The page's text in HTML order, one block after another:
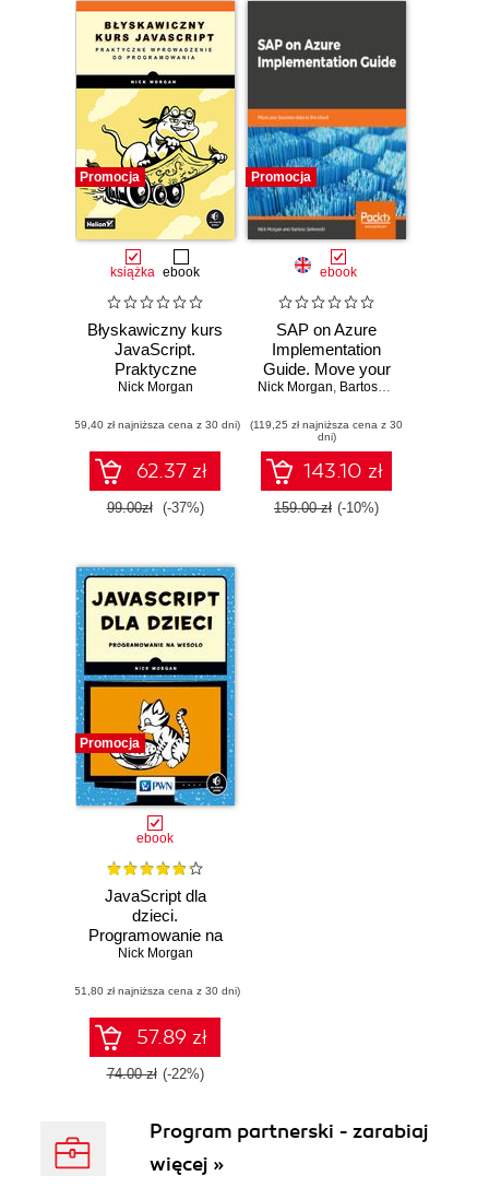
Promocja
książka ebook
Błyskawiczny kurs
JavaScript.
Praktyczne
wprowadzenie do
Nick Morgan
(59,40 zł najniższa cena z 30 dni)
62.37 zł
99.00zł (-37%)
Promocja
ebook
SAP on Azure
Implementation
Guide. Move your
business data to
Nick Morgan, Bartosz Jarkowski
(119,25 zł najniższa cena z 30
dni)
143.10 zł
159.00 zł (-10%)
Promocja
ebook
JavaScript dla
dzieci.
Programowanie na
wesoło
Nick Morgan
(51,80 zł najniższa cena z 30 dni)
57.89 zł
74.00 zł (-22%)
Program partnerski - zarabiaj
więcej »